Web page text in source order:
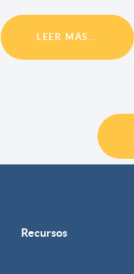
LEER MÁS...
Recursos